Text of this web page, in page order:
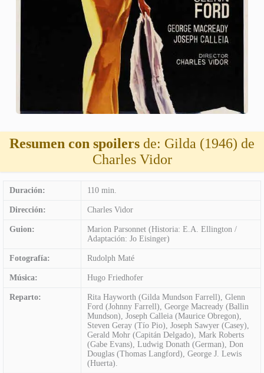
Resumen con spoilers de: Gilda (1946) de
Charles Vidor
Duración: 110 min.
Dirección: Charles Vidor
Guion:
Marion Parsonnet (Historia: E.A. Ellington /
Adaptación: Jo Eisinger)
Fotografía: Rudolph Maté
Música: Hugo Friedhofer
Reparto:
Rita Hayworth (Gilda Mundson Farrell), Glenn
Ford (Johnny Farrell), George Macready (Ballin
Mundson), Joseph Calleia (Maurice Obregon),
Steven Geray (Tío Pio), Joseph Sawyer (Casey),
Gerald Mohr (Capitán Delgado), Mark Roberts
(Gabe Evans), Ludwig Donath (German), Don
Douglas (Thomas Langford), George J. Lewis
(Huerta).